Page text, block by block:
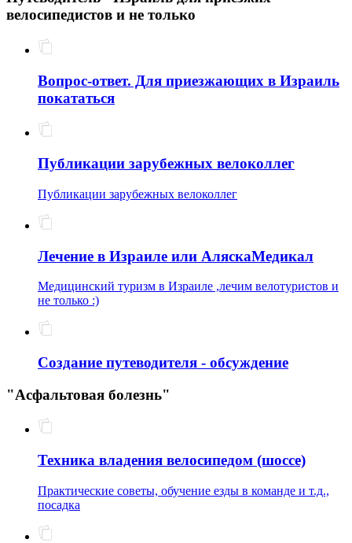
велосипедистов и не только
Вопрос-ответ. Для приезжающих в Израиль
покататься
Публикации зарубежных велоколлег
Публикации зарубежных велоколлег
Лечение в Израиле или АляскаМедикал
Медицинский туризм в Израиле ,лечим велотуристов и
не только :)
Создание путеводителя - обсуждение
"Асфальтовая болезнь"
Техника владения велосипедом (шоссе)
Практические советы, обучение езды в команде и т.д.,
посадка